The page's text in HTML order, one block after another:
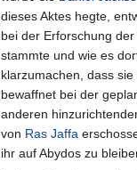
o
n
s
p
r
i
n
g
i
n
g
e
n
dieses Aktes hegte,
bei der Erforschung
stammte und wie es
klarzumachen, dass
bewaffnet bei der
anderen
von Ras Jaffa
ihr auf Abydos zu